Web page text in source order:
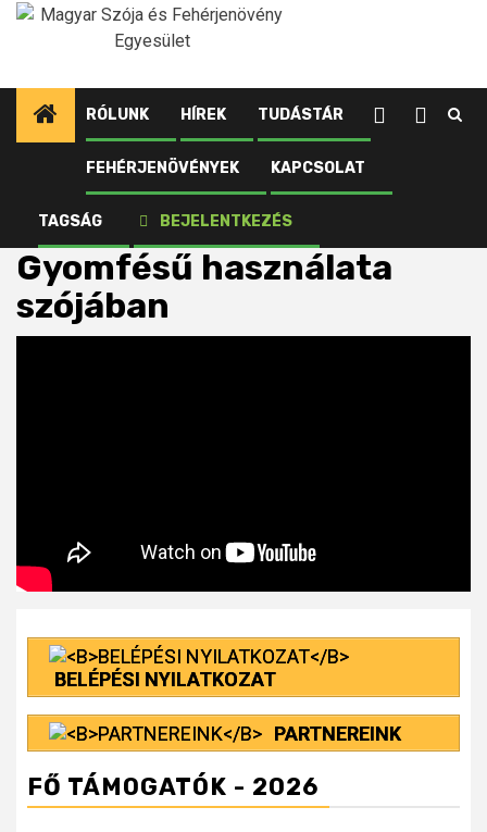
Ugrás
RÓLUNK HÍREK TUDÁSTÁR
FEHÉRJENÖVÉNYEK KAPCSOLAT
TAGSÁG BEJELENTKEZÉS
Kezdőlap Tudástár
Média
Gyomfésű használata
szójában
BELÉPÉSI NYILATKOZAT
PARTNEREINK
FŐ TÁMOGATÓK - 2026